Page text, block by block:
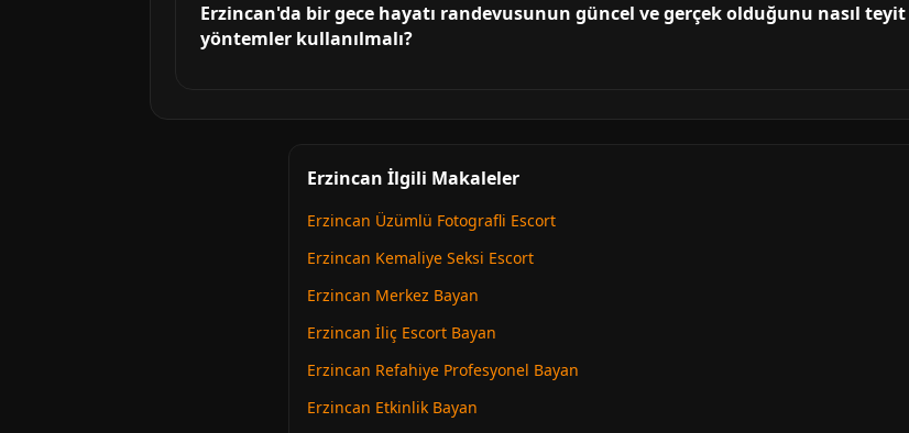
Erzincan'da bir gece hayatı randevusunun güncel ve gerçek olduğunu nasıl
yöntemler kullanılmalı?
Erzincan İlgili Makaleler
Erzincan Üzümlü Fotografli Escort
Erzincan Kemaliye Seksi Escort
Erzincan Merkez Bayan
Erzincan İliç Escort Bayan
Erzincan Refahiye Profesyonel Bayan
Erzincan Etkinlik Bayan